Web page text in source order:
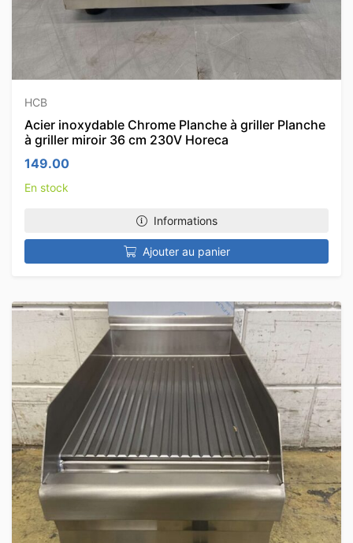
HCB
Acier inoxydable Chrome Planche à griller Planche
à griller miroir 36 cm 230V Horeca
149.00
En stock
Informations
Ajouter au panier